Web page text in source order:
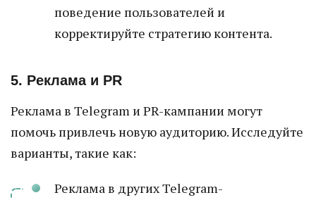
поведение пользователей и
корректируйте стратегию контента.
5. Реклама и PR
Реклама в Telegram и PR-кампании могут
помочь привлечь новую аудиторию. Исследуйте
варианты, такие как:
Реклама в других Telegram-